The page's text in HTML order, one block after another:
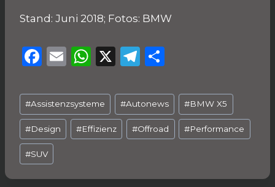
Stand: Juni 2018; Fotos: BMW
F
c
e
b
o
o
E
ai
l
W
a
ts
A
p
X
T
e
g
ra
le
n
Schlagworte:
#Assistenzsysteme #Autonews #BMW X5
#Design #Effizienz #Offroad #Performance
#SUV